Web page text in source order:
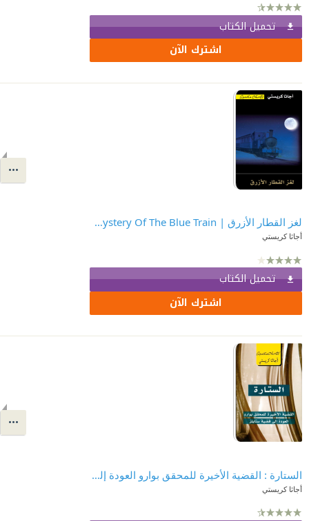
تحميل الكتاب
اشترك الآن
لغز القطار الأزرق | ‎The Mystery Of The Blue Train‎
أجاثا كريستي
تحميل الكتاب
اشترك الآن
الستارة : القضية الأخيرة للمحقق بوارو العودة إلى قضية ستايلز | ‎Curtain: Poirot's Last Case‎
أجاثا كريستي